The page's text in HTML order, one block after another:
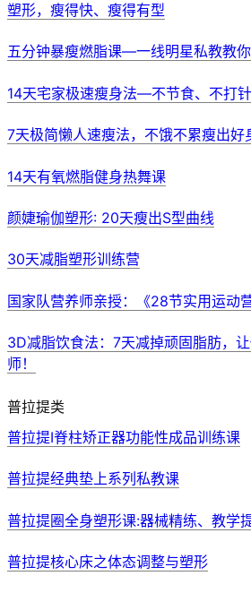
塑形，瘦得快、瘦得有型
五分钟暴瘦燃脂课—一线明星私教教你
14天宅家极速瘦身法—不节食、不打
7天极简懒人速瘦法，不饿不累瘦出好
14天有氧燃脂健身热舞课
颜婕瑜伽塑形: 20天瘦出S型曲线
30天减脂塑形训练营
国家队营养师亲授：《28节实用运动
3D减脂饮食法：7天减掉顽固脂肪，
师！
普拉提类
普拉提I脊柱矫正器功能性成品训练课
普拉提经典垫上系列私教课
普拉提圈全身塑形课:器械精练、教学
普拉提核心床之体态调整与塑形